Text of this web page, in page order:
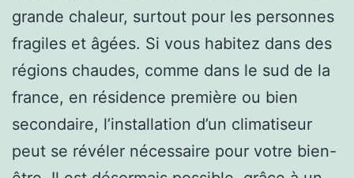
grande chaleur, surtout pour les personnes
fragiles et âgées. Si vous habitez dans des
régions chaudes, comme dans le sud de la
france, en résidence première ou bien
secondaire, l’installation d’un climatiseur
peut se révéler nécessaire pour votre bien-